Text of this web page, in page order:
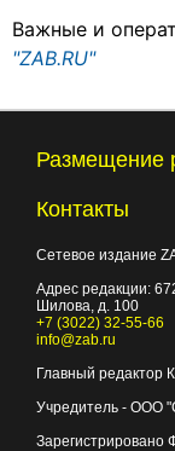
Важные и
"ZAB.RU"
Размещение
Контакты
Сетевое издание
Адрес редакции:
Шилова, д. 100
+7 (3022) 32-55-66
info@zab.ru
Главный редактор
Учредитель - ООО
Зарегистрировано